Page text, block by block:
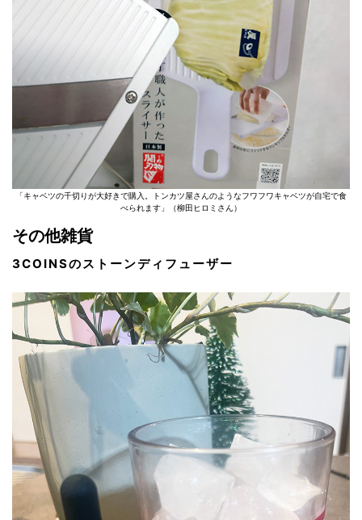
「キャベツの千切りが大好きで購入。トンカツ屋さんのようなフワフワキャベツが自宅で食
べられます」（柳田ヒロミさん）
その他雑貨
3COINSのストーンディフューザー